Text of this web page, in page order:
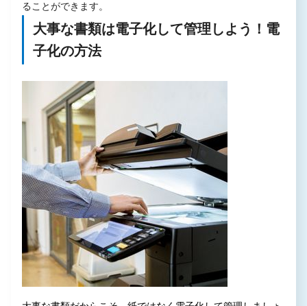
ることができます。
大事な書類は電子化して管理しよう！電
子化の方法